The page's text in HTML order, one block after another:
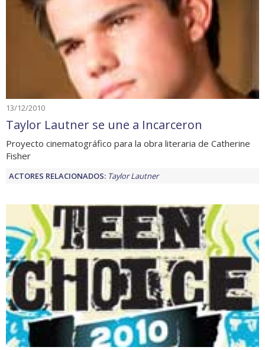
13/12/2010
Taylor Lautner se une a Incarceron
Proyecto cinematográfico para la obra literaria de Catherine
Fisher
ACTORES RELACIONADOS: Taylor Lautner